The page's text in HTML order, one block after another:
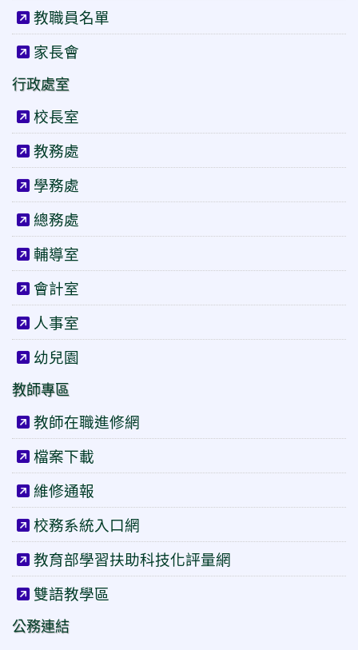
教職員名單
家長會
行政處室
校長室
教務處
學務處
總務處
輔導室
會計室
人事室
幼兒園
教師專區
教師在職進修網
檔案下載
維修通報
校務系統入口網
教育部學習扶助科技化評量網
雙語教學區
公務連結